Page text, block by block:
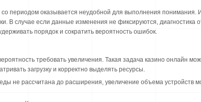
периодом оказывается неудобной для выполнения понимания.
В случае если данные изменения не фиксируются,
порядок и сократить вероятность ошибок.
требовать увеличения. Такая задача казино онлайн
загрузку и корректно выделять ресурсы.
не рассчитана до расширения, увеличение объема устройств